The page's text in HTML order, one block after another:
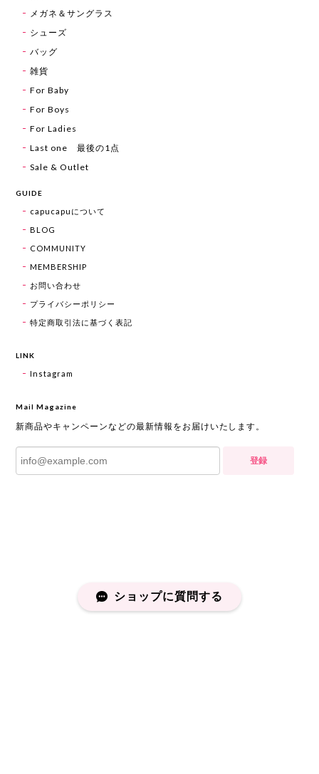
メガネ＆サングラス
シューズ
バッグ
雑貨
For Baby
For Boys
For Ladies
Last one 最後の1点
Sale & Outlet
GUIDE
capucapuについて
BLOG
COMMUNITY
MEMBERSHIP
お問い合わせ
プライバシーポリシー
特定商取引法に基づく表記
LINK
Instagram
Mail Magazine
新商品やキャンペーンなどの最新情報をお届けいたします。
登録
ショップに質問する